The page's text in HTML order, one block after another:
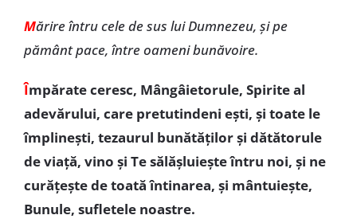
Mărire întru cele de sus lui Dumnezeu, şi pe
pământ pace, între oameni bunăvoire.
Împărate ceresc, Mângâietorule, Spirite al
adevărului, care pretutindeni eşti, şi toate le
împlineşti, tezaurul bunătăţilor şi dătătorule
de viaţă, vino şi Te sălășluiește întru noi, și ne
curăţeşte de toată întinarea, şi mântuieşte,
Bunule, sufletele noastre.